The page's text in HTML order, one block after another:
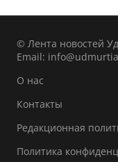
© Лента новостей
Email:
О нас
Контакты
Редакционная
Политика